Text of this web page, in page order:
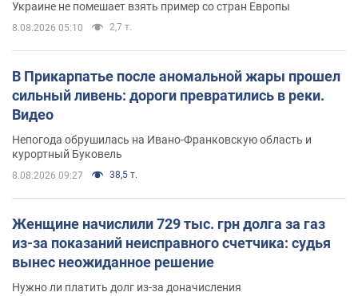
Украине не помешает взять пример со стран Европы
8.08.2026 05:10 2,7 т.
В Прикарпатье после аномальной жары прошел
сильный ливень: дороги превратились в реки.
Видео
Непогода обрушилась на Ивано-Франковскую область и
курортный Буковель
8.08.2026 09:27 38,5 т.
Женщине начислили 729 тыс. грн долга за газ
из-за показаний неисправного счетчика: судья
вынес неожиданное решение
Нужно ли платить долг из-за доначисления